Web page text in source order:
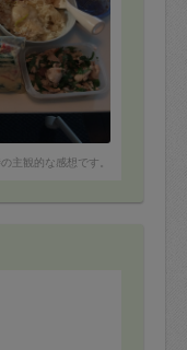
てもらい勉強に
スを2つ用意し
たです。保存方
てもらい、とて
ます。どうもあ
主観的な感想です。